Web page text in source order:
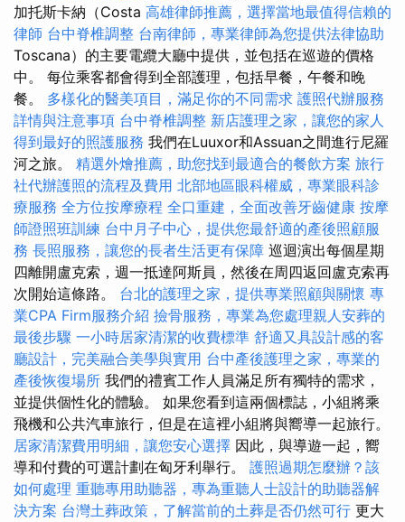
加托斯卡納（Costa 高雄律師推薦，選擇當地最值得信賴的
律師 台中脊椎調整 台南律師，專業律師為您提供法律協助
Toscana）的主要電纜大廳中提供，並包括在巡遊的價格
中。 每位乘客都會得到全部護理，包括早餐，午餐和晚
餐。 多樣化的醫美項目，滿足你的不同需求 護照代辦服務
詳情與注意事項 台中脊椎調整 新店護理之家，讓您的家人
得到最好的照護服務 我們在Luuxor和Assuan之間進行尼羅
河之旅。 精選外燴推薦，助您找到最適合的餐飲方案 旅行
社代辦護照的流程及費用 北部地區眼科權威，專業眼科診
療服務 全方位按摩療程 全口重建，全面改善牙齒健康 按摩
師證照班訓練 台中月子中心，提供您最舒適的產後照顧服
務 長照服務，讓您的長者生活更有保障 巡迴演出每個星期
四離開盧克索，週一抵達阿斯員，然後在周四返回盧克索再
次開始這條路。 台北的護理之家，提供專業照顧與關懷 專
業CPA Firm服務介紹 撿骨服務，專業為您處理親人安葬的
最後步驟 一小時居家清潔的收費標準 舒適又具設計感的客
廳設計，完美融合美學與實用 台中產後護理之家，專業的
產後恢復場所 我們的禮賓工作人員滿足所有獨特的需求，
並提供個性化的體驗。 如果您看到這兩個標誌，小組將乘
飛機和公共汽車旅行，但是在這裡小組將與嚮導一起旅行。
居家清潔費用明細，讓您安心選擇 因此，與導遊一起，嚮
導和付費的可選計劃在匈牙利舉行。 護照過期怎麼辦？該
如何處理 重聽專用助聽器，專為重聽人士設計的助聽器解
決方案 台灣土葬政策，了解當前的土葬是否仍然可行 更大